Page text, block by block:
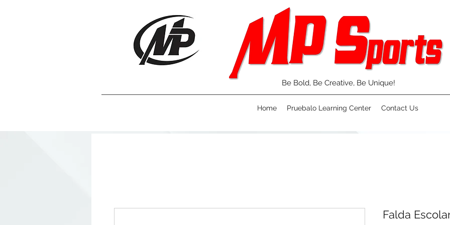
Be Bold, Be Creative, Be Unique!
Home Pruebalo Learning Center Contact Us
Falda